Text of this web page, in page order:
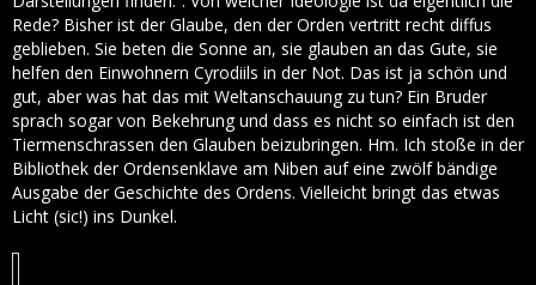
Rede? Bisher ist der Glaube, den der Orden vertritt recht diffus
geblieben. Sie beten die Sonne an, sie glauben an das Gute, sie
helfen den Einwohnern Cyrodiils in der Not. Das ist ja schön und
gut, aber was hat das mit Weltanschauung zu tun? Ein Bruder
sprach sogar von Bekehrung und dass es nicht so einfach ist den
Tiermenschrassen den Glauben beizubringen. Hm. Ich stoße in der
Bibliothek der Ordensenklave am Niben auf eine zwölf bändige
Ausgabe der Geschichte des Ordens. Vielleicht bringt das etwas
Licht (sic!) ins Dunkel.